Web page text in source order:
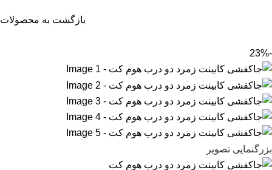
بازگشت به محصولات
-23%
بزرگنمایی تصویر